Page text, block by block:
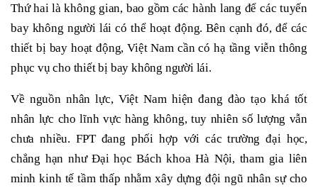
Thứ hai là không gian, bao gồm các hành lang để các tuyến
bay không người lái có thể hoạt động. Bên cạnh đó, để các
thiết bị bay hoạt động, Việt Nam cần có hạ tầng viễn thông
phục vụ cho thiết bị bay không người lái.
Về nguồn nhân lực, Việt Nam hiện đang đào tạo khá tốt
nhân lực cho lĩnh vực hàng không, tuy nhiên số lượng vẫn
chưa nhiều. FPT đang phối hợp với các trường đại học,
chẳng hạn như Đại học Bách khoa Hà Nội, tham gia liên
minh kinh tế tầm thấp nhằm xây dựng đội ngũ nhân sự cho